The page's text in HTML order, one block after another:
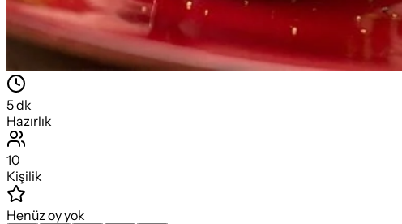
5dk
Hazırlık
10
Kişilik
Henüz oy yok